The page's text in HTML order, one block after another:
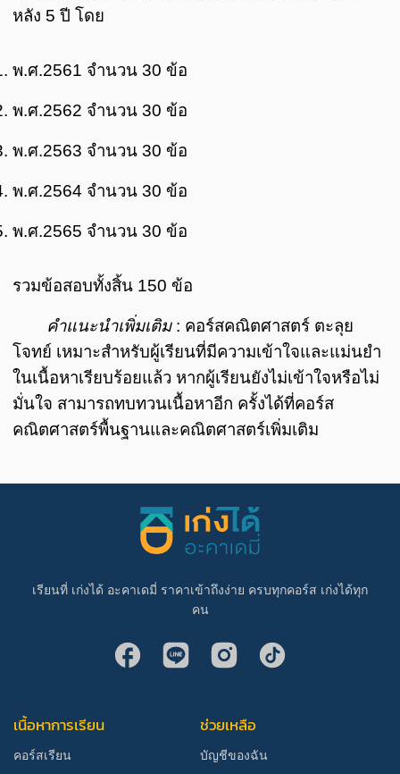
หลัง 5 ปี โดย
พ.ศ.2561 จำนวน 30 ข้อ
พ.ศ.2562 จำนวน 30 ข้อ
พ.ศ.2563 จำนวน 30 ข้อ
พ.ศ.2564 จำนวน 30 ข้อ
พ.ศ.2565 จำนวน 30 ข้อ
รวมข้อสอบทั้งสิ้น 150 ข้อ
คำแนะนำเพิ่มเติม: คอร์สคณิตศาสตร์ ตะลุย
โจทย์ เหมาะสำหรับผู้เรียนที่มีความเข้าใจและแม่นยำ
ในเนื้อหาเรียบร้อยแล้ว หากผู้เรียนยังไม่เข้าใจหรือไม่
มั่นใจ สามารถทบทวนเนื้อหาอีก ครั้งได้ที่คอร์ส
คณิตศาสตร์พื้นฐานและคณิตศาสตร์เพิ่มเติม
เรียนที่ เก่งได้ อะคาเดมี่ ราคาเข้าถึงง่าย ครบทุกคอร์ส เก่งได้ทุก
คน
เนื้อหาการเรียน
คอร์สเรียน
ช่วยเหลือ
บัญชีของฉัน